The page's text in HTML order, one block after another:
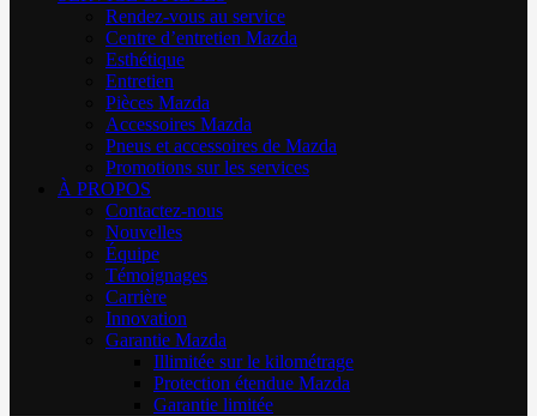
Rendez-vous au service
Centre d’entretien Mazda
Esthétique
Entretien
Pièces Mazda
Accessoires Mazda
Pneus et accessoires de Mazda
Promotions sur les services
À PROPOS
Contactez-nous
Nouvelles
Équipe
Témoignages
Carrière
Innovation
Garantie Mazda
Illimitée sur le kilométrage
Protection étendue Mazda
Garantie limitée